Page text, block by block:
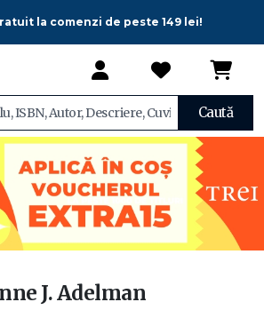
la comenzi de peste 149 lei!
Caută
J. Adelman